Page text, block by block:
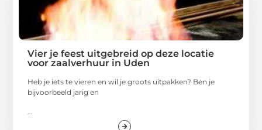
Vier je feest uitgebreid op deze locatie
voor zaalverhuur in Uden
Heb je iets te vieren en wil je groots uitpakken? Ben je
bijvoorbeeld jarig en